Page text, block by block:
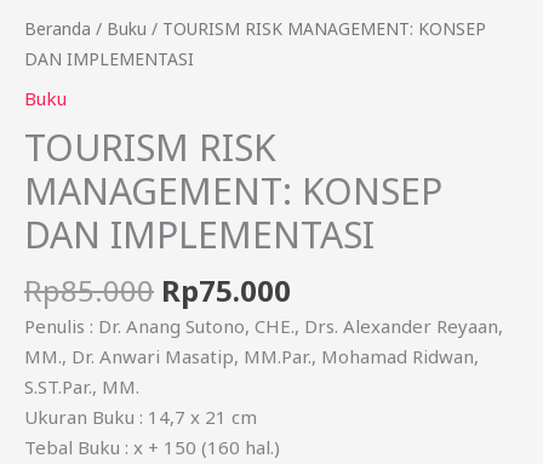
Beranda / Buku / TOURISM RISK MANAGEMENT: KONSEP
DAN IMPLEMENTASI
Buku
TOURISM RISK
MANAGEMENT: KONSEP
DAN IMPLEMENTASI
Rp85.000 Rp75.000
Penulis : Dr. Anang Sutono, CHE., Drs. Alexander Reyaan,
MM., Dr. Anwari Masatip, MM.Par., Mohamad Ridwan,
S.ST.Par., MM.
Ukuran Buku : 14,7 x 21 cm
Tebal Buku : x + 150 (160 hal.)